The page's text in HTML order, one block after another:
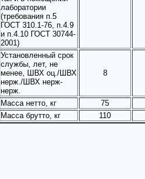
лаборатории
(требования п.5
ГОСТ 310.1-76, п.4.9
и п.4.10 ГОСТ 30744-
2001)
Установленный срок
службы, лет, не
менее, ШВХ оц./ШВХ
нерж./ШВХ нерж-
нерж.
8
Масса нетто, кг
75
Масса брутто, кг
110